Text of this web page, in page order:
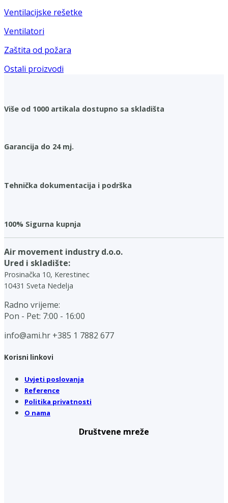
Ventilacijske rešetke
Ventilatori
Zaštita od požara
Ostali proizvodi
Više od 1000 artikala dostupno sa skladišta
Garancija do 24 mj.
Tehnička dokumentacija i podrška
100% Sigurna kupnja
Air movement industry d.o.o.
Ured i skladište:
Prosinačka 10, Kerestinec
10431 Sveta Nedelja
Radno vrijeme:
Pon - Pet: 7:00 - 16:00
info@ami.hr +385 1 7882 677
Korisni linkovi
Uvjeti poslovanja
Reference
Politika privatnosti
O nama
Društvene mreže